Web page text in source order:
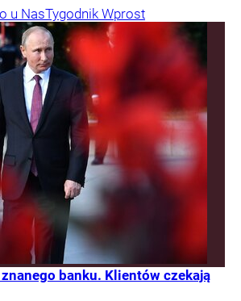
u NasTygodnik Wprost
banku. Klientów czekają